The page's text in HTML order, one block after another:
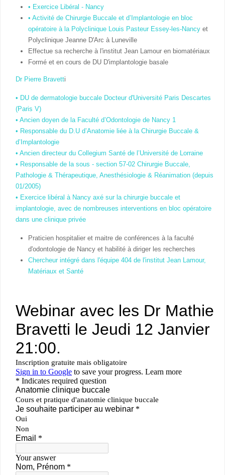
• Exercice Libéral - Nancy
• Activité de Chirurgie Buccale et d’Implantologie en bloc
opératoire à la Polyclinique Louis Pasteur Essey-les-Nancy et
Polyclinique Jeanne D'Arc à Luneville
Effectue sa recherche à l'institut Jean Lamour en biomatériaux
Formé et en cours de DU D'implantologie basale
Dr Pierre Bravetti
• DU de dermatologie buccale Docteur d'Université Paris Descartes
(Paris V)
• Ancien doyen de la Faculté d’Odontologie de Nancy 1
• Responsable du D.U d’Anatomie liée à la Chirurgie Buccale &
d’Implantologie
• Ancien directeur du Collegium Santé de l’Université de Lorraine
• Responsable de la sous - section 57-02 Chirurgie Buccale,
Pathologie & Thérapeutique, Anesthésiologie & Réanimation (depuis
01/2005)
• Exercice libéral à Nancy axé sur la chirurgie buccale et
implantologie, avec de nombreuses interventions en bloc opératoire
dans une clinique privée
Praticien hospitalier et maitre de conférences à la faculté
d'odontologie de Nancy et habilité à diriger les recherches
Chercheur intégré dans l'équipe 404 de l'institut Jean Lamour,
Matériaux et Santé